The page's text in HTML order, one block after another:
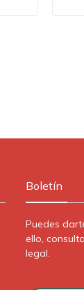
Boletín
Puedes
ello,
legal.